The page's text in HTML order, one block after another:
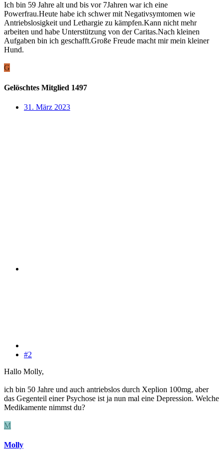
Ich bin 59 Jahre alt und bis vor 7Jahren war ich eine
Powerfrau.Heute habe ich schwer mit Negativsymtomen wie
Antriebslosigkeit und Lethargie zu kämpfen.Kann nicht mehr
arbeiten und habe Unterstützung von der Caritas.Nach kleinen
Aufgaben bin ich geschafft.Große Freude macht mir mein kleiner
Hund.
G
Gelöschtes Mitglied 1497
31. März 2023
#2
Hallo Molly,
ich bin 50 Jahre und auch antriebslos durch Xeplion 100mg, aber
das Gegenteil einer Psychose ist ja nun mal eine Depression. Welche
Medikamente nimmst du?
M
Molly